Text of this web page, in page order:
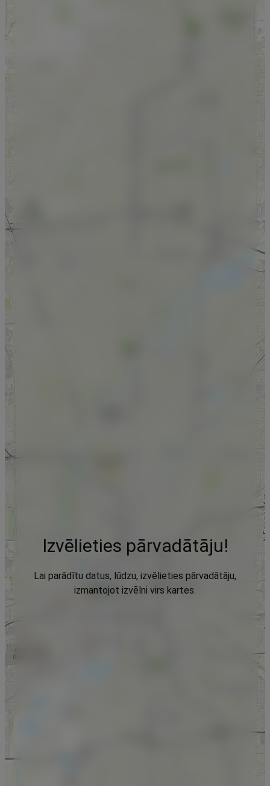
Izvēlieties pārvadātāju!
Lai parādītu datus, lūdzu, izvēlieties pārvadātāju,
izmantojot izvēlni virs kartes.